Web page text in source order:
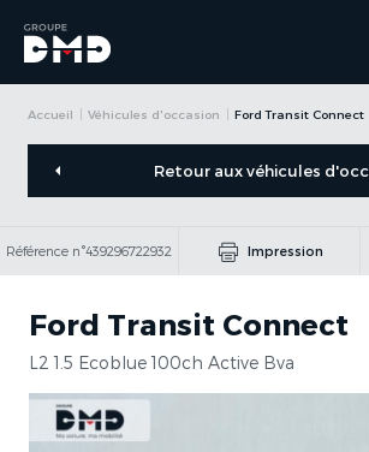
Accueil Véhicules d'occasion Ford Transit Connect
Retour aux véhicules
Référence n°439296722932 Impression
Ford Transit Connect
L2 1.5 Ecoblue 100ch Active Bva